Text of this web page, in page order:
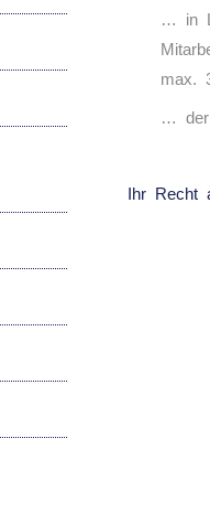
… in
max.
… der
Ihr Recht